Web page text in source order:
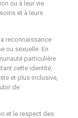
ou à leur vie
et à leurs
reconnaissance
ou sexuelle. En
particulière
cette identité,
et plus inclusive,
de
et le respect des